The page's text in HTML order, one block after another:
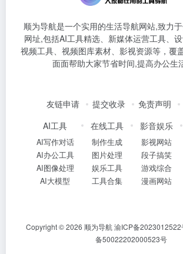
顺为导航是一个实用的生活导航网站,致力
网址,包括AI工具精选、新媒体运营工具、
视频工具、视频图库素材、影视资源等，覆
面面帮助大家节省时间,提高办公生
友链申请 提交收录 免责声明
AI工具
AI写作对话
AI办公工具
AI图像处理
AI大模型
在线工具
制作生成
图片处理
娱乐工具
工具合集
影音娱乐
影视网站
段子搞笑
游戏综合
漫画网站
Copyright © 2026 顺为导航渝ICP备2023012522
备50022202000523号